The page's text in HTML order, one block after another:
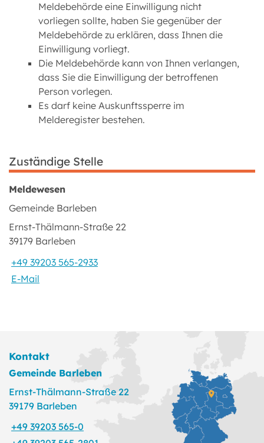
Meldebehörde eine Einwilligung nicht
vorliegen sollte, haben Sie gegenüber der
Meldebehörde zu erklären, dass Ihnen die
Einwilligung vorliegt.
Die Meldebehörde kann von Ihnen verlangen,
dass Sie die Einwilligung der betroffenen
Person vorlegen.
Es darf keine Auskunftssperre im
Melderegister bestehen.
Zuständige Stelle
Meldewesen
Gemeinde Barleben
Ernst-Thälmann-Straße 22
39179 Barleben
+49 39203 565-2933
E-Mail
Kontakt
Gemeinde Barleben
Ernst-Thälmann-Straße 22
39179 Barleben
+49 39203 565-0